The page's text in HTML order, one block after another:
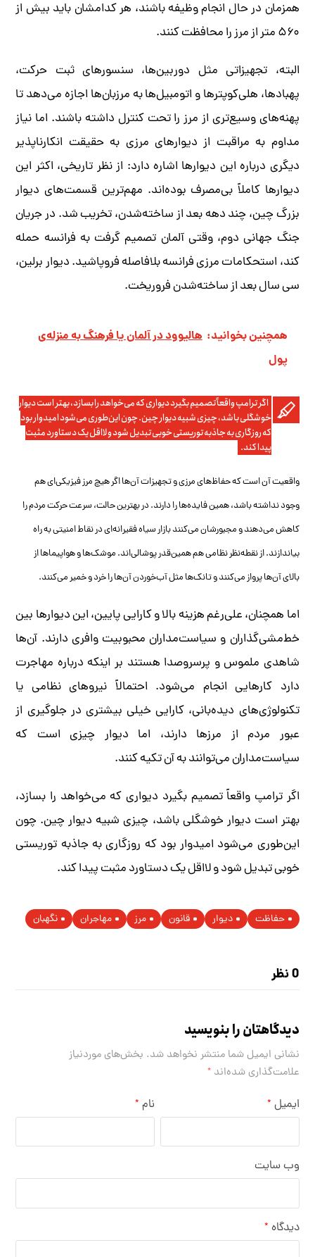
همزمان در حال انجام وظیفه باشند، هر کدامشان باید بیش از
۵۶۰ متر از مرز را محافظت کنند.
البته، تجهیزاتی مثل دوربین‌ها، سنسورهای ثبت حرکت،
پهبادها، هلی‌کوپترها و اتومبیل‌ها به مرزبان‌ها اجازه می‌دهد تا
پهنه‌های وسیع‌تری از مرز را تحت کنترل داشته باشند. اما نیاز
مداوم به مراقبت از دیوارهای مرزی به حقیقت انکارناپذیر
دیگری درباره این دیوارها اشاره دارد: از نظر تاریخی، اکثر این
دیوارها کاملاً بی‌مصرف بوده‌اند. مهم‌ترین قسمت‌های دیوار
بزرگ چین، چند دهه بعد از ساخته‌شدن، تخریب شد. در جریان
جنگ جهانی دوم، وقتی آلمان تصمیم گرفت به فرانسه حمله
کند، استحکامات مرزی فرانسه بلافاصله فروپاشید. دیوار برلین،
سی سال بعد از ساخته‌شدن فروریخت.
همچنین بخوانید: هالیوود در آلمان یا فرهنگ به منزله‌ی
پول
اگر ترامپ واقعاً تصمیم بگیرد دیواری که می‌خواهد را بسازد، بهتر است دیوار
خوشگلی باشد، چیزی شبیه دیوار چین. چون این‌طوری می‌شود امیدوار بود
که روزگاری به جاذبه توریستی خوبی تبدیل شود و لااقل یک دستاورد مثبت
پیدا کند.
واقعیت آن است که حفاظ‌های مرزی و تجهیزات آن‌ها اگر هیچ مرز فیزیکی‌ای هم
وجود نداشته باشد، همین فایده‌ها را دارند. در بهترین حالت، سرعت حرکت مردم را
کاهش می‌دهند و مجبورشان می‌کنند بازار سیاه فقیرانه‌ای در نقاط امنیتی به راه
بیاندازند. از نقطه‌نظر نظامی هم همین‌قدر پوشالی‌اند. موشک‌ها و هواپیماها از
بالای آن‌ها پرواز می‌کنند و تانک‌ها مثل آب‌خوردن آن‌ها را خرد و خمیر می‌کنند.
اما همچنان، علی‌رغم هزینه بالا و کارایی پایین، این دیوارها بین
خط‌مشی‌گذاران و سیاست‌مداران محبوبیت وافری دارند. آن‌ها
شاهدی ملموس و پرسروصدا هستند بر اینکه درباره مهاجرت
دارد کارهایی انجام می‌شود. احتمالاً نیروهای نظامی یا
تکنولوژی‌های دیده‌بانی، کارایی خیلی بیشتری در جلوگیری از
عبور مردم از مرزها دارند، اما دیوار چیزی است که
سیاست‌مداران می‌توانند به آن تکیه کنند.
اگر ترامپ واقعاً تصمیم بگیرد دیواری که می‌خواهد را بسازد،
بهتر است دیوار خوشگلی باشد، چیزی شبیه دیوار چین. چون
این‌طوری می‌شود امیدوار بود که روزگاری به جاذبه توریستی
خوبی تبدیل شود و لااقل یک دستاورد مثبت پیدا کند.
حفاظت دیوار قانون مرز مهاجران نگهبان
0 نظر
دیدگاهتان را بنویسید
نشانی ایمیل شما منتشر نخواهد شد. بخش‌های موردنیاز
علامت‌گذاری شده‌اند*
نام * ایمیل *
وب‌ سایت
دیدگاه *